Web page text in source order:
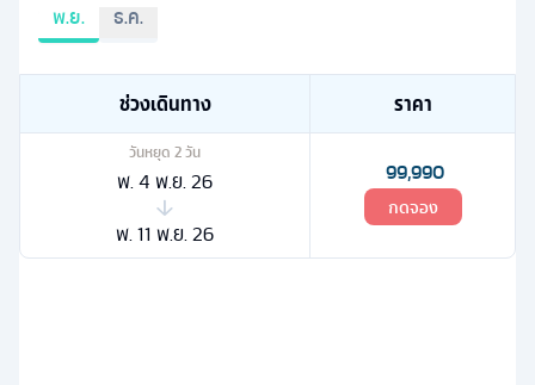
พ.ย. ธ.ค.
ช่วงเดินทาง ราคา
วันหยุด 2วัน
พ. 4 พ.ย. 26
พ. 11 พ.ย. 26
99,990
กดจอง